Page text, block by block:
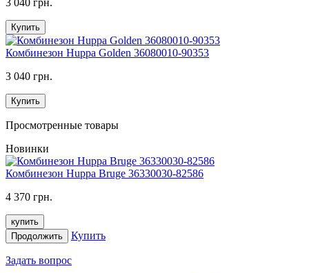
3 040 грн.
Купить
Комбинезон Huppa Golden 36080010-90353
3 040 грн.
Купить
Просмотренные товары
Новинки
Комбинезон Huppa Bruge 36330030-82586
4 370 грн.
купить
Продолжить
Купить
Задать вопрос